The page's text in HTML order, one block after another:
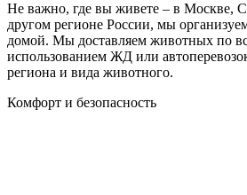
Не важно, где вы живете – в Москве,
другом регионе России, мы
домой. Мы доставляем животных по
использованием ЖД или
региона и вида животного.
Комфорт и безопасность